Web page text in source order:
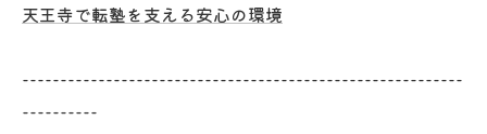
天王寺で転塾を支える安心の環境
----------------------------------------------------------
----------